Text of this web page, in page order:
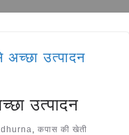
उत्पादन
, कपास की खेती